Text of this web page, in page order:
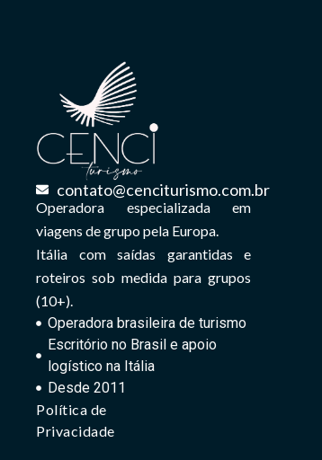
contato@cenciturismo.com.br
Operadora especializada em
viagens de grupo pela Europa.
Itália com saídas garantidas e
roteiros sob medida para grupos
(10+).
Operadora brasileira de turismo
Escritório no Brasil e apoio
logístico na Itália
Desde 2011
Política de
Privacidade